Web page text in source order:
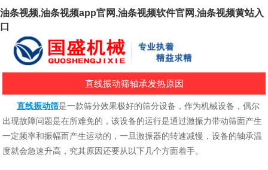
油条视频,油条视频app官网,油条视频软件官网,油条视频黄站入
口
直线振动筛轴承发热原因
直线振动筛是一款筛分效果极好的筛分设备，作为机械设备，偶尔
出现故障问题是在所难免的，该设备的运行是通过激振力带动筛面产生
一定频率和振幅而产生运动的，一旦激振器的转速减慢，设备的轴承温
度就会急速升高，究其原因还要从以下几个方面着手。